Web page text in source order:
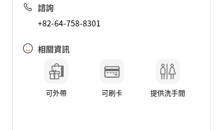
諮詢
+82-64-758-8301
相關資訊
可外帶 可刷卡 提供洗手間